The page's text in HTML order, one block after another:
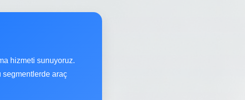
hizmeti sunuyoruz.
segmentlerde araç